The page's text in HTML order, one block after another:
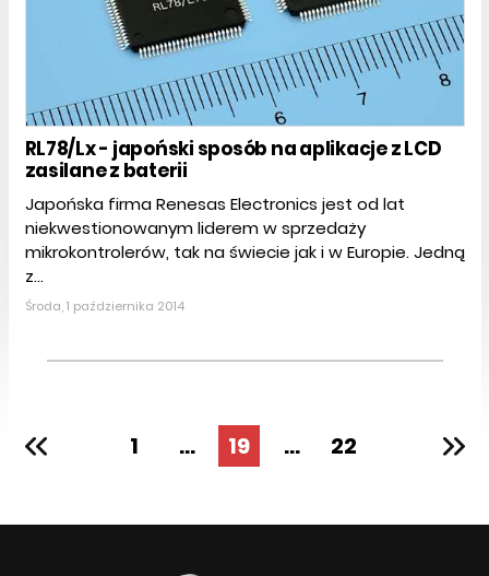
RL78/Lx - japoński sposób na aplikacje z LCD
zasilane z baterii
Japońska firma Renesas Electronics jest od lat
niekwestionowanym liderem w sprzedaży
mikrokontrolerów, tak na świecie jak i w Europie. Jedną
z...
Środa, 1 października 2014
1 ... 19 ... 22